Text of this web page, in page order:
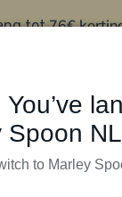
tot76€
Spoon NL
to Marley